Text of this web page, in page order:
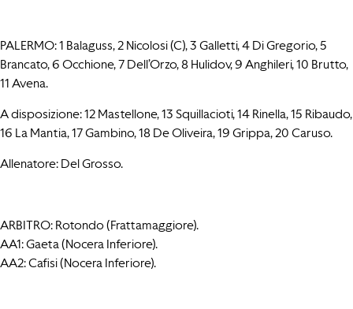
PALERMO: 1 Balaguss, 2 Nicolosi (C), 3 Galletti, 4 Di Gregorio, 5
Brancato, 6 Occhione, 7 Dell’Orzo, 8 Hulidov, 9 Anghileri, 10 Brutto,
11 Avena.
A disposizione: 12 Mastellone, 13 Squillacioti, 14 Rinella, 15 Ribaudo,
16 La Mantia, 17 Gambino, 18 De Oliveira, 19 Grippa, 20 Caruso.
Allenatore: Del Grosso.
ARBITRO: Rotondo (Frattamaggiore).
AA1: Gaeta (Nocera Inferiore).
AA2: Cafisi (Nocera Inferiore).